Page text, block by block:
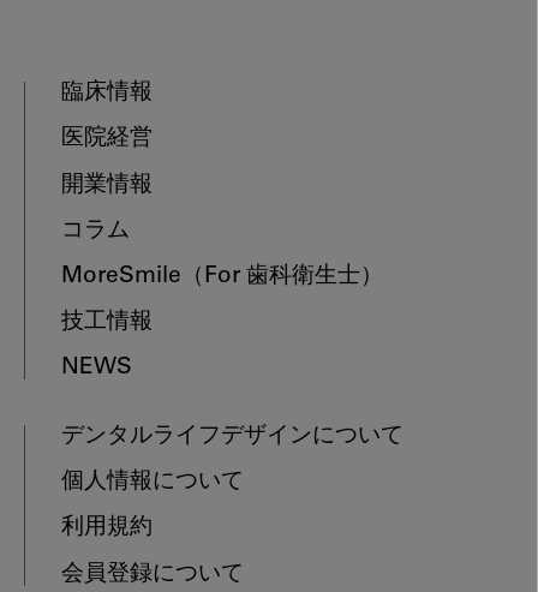
臨床情報
医院経営
開業情報
コラム
MoreSmile （For 歯科衛生士）
技工情報
NEWS
デンタルライフデザインについて
個人情報について
利用規約
会員登録について